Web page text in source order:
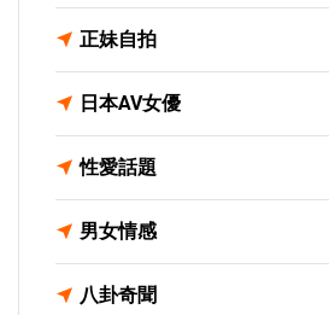
正妹自拍
日本AV女優
性愛話題
男女情感
八卦奇聞